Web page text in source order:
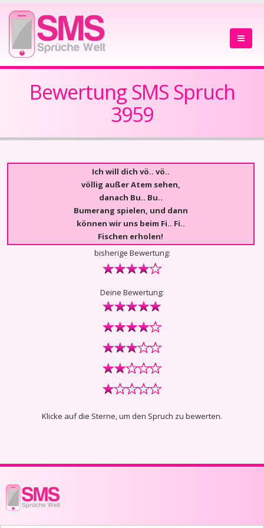
Bewertung SMS Spruch
3959
Ich will dich vö.. vö..
völlig außer Atem sehen,
danach Bu.. Bu..
Bumerang spielen, und dann
können wir uns beim Fi.. Fi..
Fischen erholen!
bisherige Bewertung:
Deine Bewertung:
Klicke auf die Sterne, um den Spruch zu bewerten.